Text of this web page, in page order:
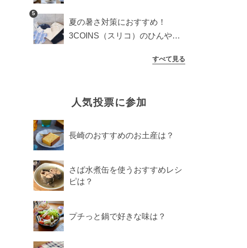
5
夏の暑さ対策におすすめ！
3COINS（スリコ）のひんやり
すべて見る
人気投票に参加
長崎のおすすめのお土産は？
さば水煮缶を使うおすすめレシ
ピは？
プチっと鍋で好きな味は？